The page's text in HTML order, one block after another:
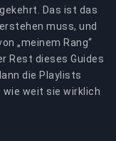
Das ist das
muss, und
„meinem Rang“
Rest dieses Guides
die Playlists
wie weit sie wirklich